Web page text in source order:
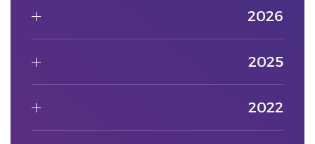
2026
2025
2022